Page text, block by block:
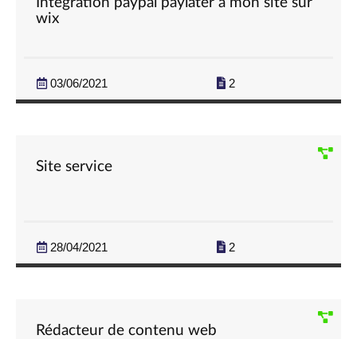
wix
03/06/2021 2
Site service
28/04/2021 2
Rédacteur de contenu web